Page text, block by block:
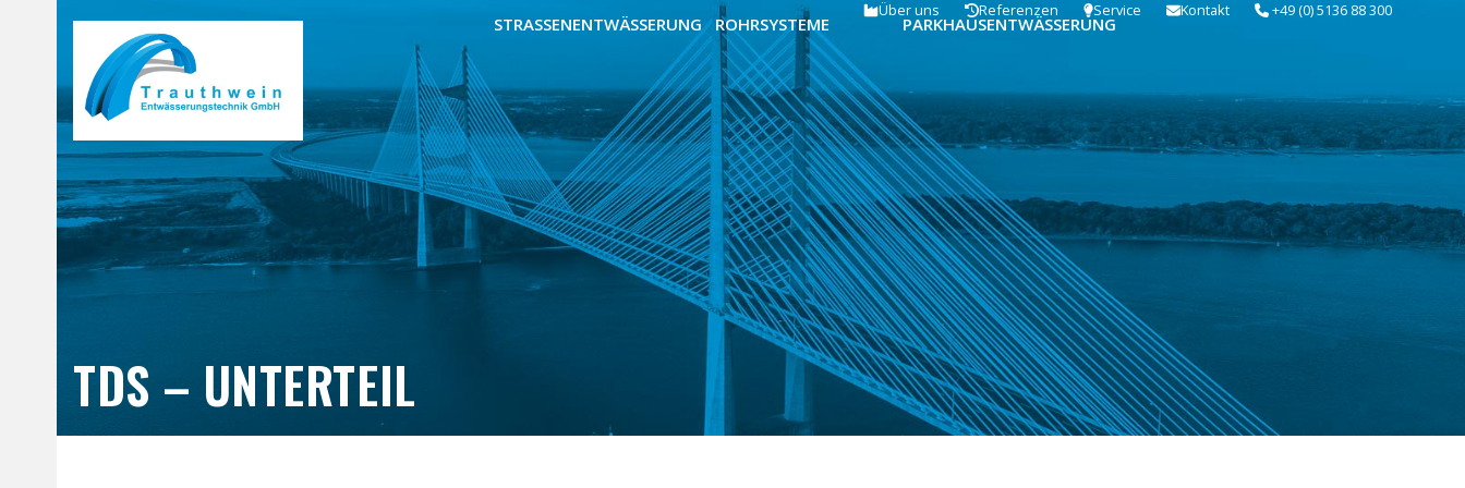
Über uns Referenzen Service Kontakt +49 (0) 5136 88 300
STRASSENENTWÄSSERUNG
ROHRSYSTEME
PARKHAUSENTWÄSSERUNG
TDS – UNTERTEIL